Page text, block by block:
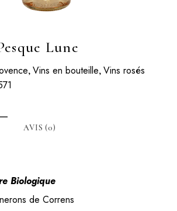
Lune
, Vins en bouteille, Vins rosés
AVIS (0)
Biologique
de Correns